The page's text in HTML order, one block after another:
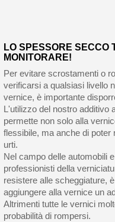
LO SPESSORE SECCO
MONITORARE!
Per evitare scrostamenti o
verificarsi a qualsiasi livello
vernice, è importante
L'utilizzo del nostro additivo
permette non solo alla
flessibile, ma anche di poter
urti.
Nel campo delle automobili
professionisti della
resistere alle scheggiature,
aggiungere alla vernice un
Altrimenti tutte le vernici
probabilità di rompersi.